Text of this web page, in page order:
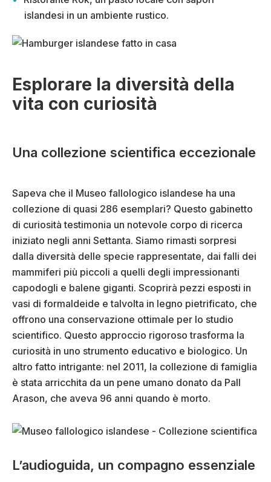
islandesi in un ambiente rustico.
Esplorare la diversità della
vita con curiosità
Una collezione scientifica eccezionale
Sapeva che il Museo fallologico islandese ha una
collezione di quasi 286 esemplari? Questo gabinetto
di curiosità testimonia un notevole corpo di ricerca
iniziato negli anni Settanta. Siamo rimasti sorpresi
dalla diversità delle specie rappresentate, dai falli dei
mammiferi più piccoli a quelli degli impressionanti
capodogli e balene giganti. Scoprirà pezzi esposti in
vasi di formaldeide e talvolta in legno pietrificato, che
offrono una conservazione ottimale per lo studio
scientifico. Questo approccio rigoroso trasforma la
curiosità in uno strumento educativo e biologico. Un
altro fatto intrigante: nel 2011, la collezione di famiglia
è stata arricchita da un pene umano donato da Pall
Arason, che aveva 96 anni quando è morto.
L’audioguida, un compagno essenziale